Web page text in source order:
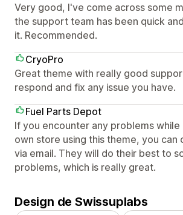
Very good, I've come across some
the support team has been quick
it. Recommended.
CryoPro
Great theme with really good
respond and fix any issue you have.
Fuel Parts Depot
If you encounter any problems
own store using this theme, you can
via email. They will do their best to
problems, which is really great.
Design de Swissuplabs